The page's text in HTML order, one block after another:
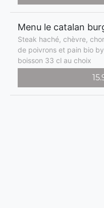
Menu le catalan
Steak haché, chèvre,
de poivrons et pain bio
boisson 33 cl au choix